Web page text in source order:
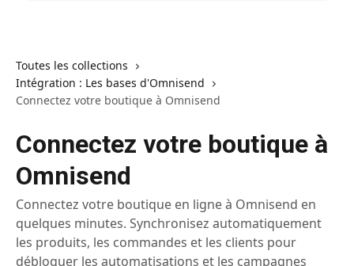
Toutes les collections
Intégration : Les bases d'Omnisend
Connectez votre boutique à Omnisend
Connectez votre boutique à
Omnisend
Connectez votre boutique en ligne à Omnisend en
quelques minutes. Synchronisez automatiquement
les produits, les commandes et les clients pour
débloquer les automatisations et les campagnes